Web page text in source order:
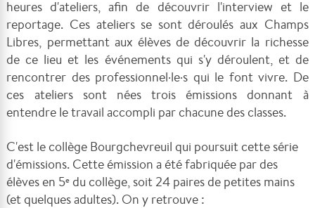
heures d'ateliers, afin de découvrir l'interview et le
reportage. Ces ateliers se sont déroulés aux Champs
Libres, permettant aux élèves de découvrir la richesse
de ce lieu et les événements qui s'y déroulent, et de
rencontrer des professionnel·le·s qui le font vivre. De
ces ateliers sont nées trois émissions donnant à
entendre le travail accompli par chacune des classes.
C'est le collège Bourgchevreuil qui poursuit cette série
d'émissions. Cette émission a été fabriquée par des
élèves en 5e du collège, soit 24 paires de petites mains
(et quelques adultes). On y retrouve :